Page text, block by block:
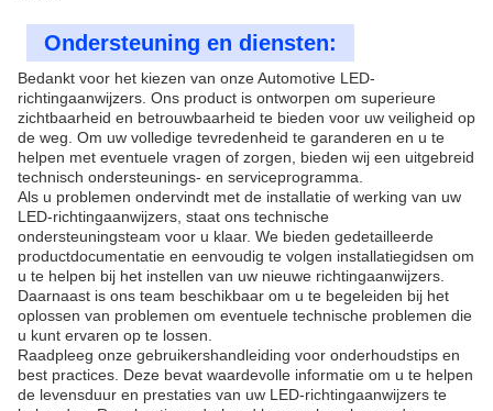
Ondersteuning en diensten:
Bedankt voor het kiezen van onze Automotive LED-
richtingaanwijzers. Ons product is ontworpen om superieure
zichtbaarheid en betrouwbaarheid te bieden voor uw veiligheid op
de weg. Om uw volledige tevredenheid te garanderen en u te
helpen met eventuele vragen of zorgen, bieden wij een uitgebreid
technisch ondersteunings- en serviceprogramma.
Als u problemen ondervindt met de installatie of werking van uw
LED-richtingaanwijzers, staat ons technische
ondersteuningsteam voor u klaar. We bieden gedetailleerde
productdocumentatie en eenvoudig te volgen installatiegidsen om
u te helpen bij het instellen van uw nieuwe richtingaanwijzers.
Daarnaast is ons team beschikbaar om u te begeleiden bij het
oplossen van problemen om eventuele technische problemen die
u kunt ervaren op te lossen.
Raadpleeg onze gebruikershandleiding voor onderhoudstips en
best practices. Deze bevat waardevolle informatie om u te helpen
de levensduur en prestaties van uw LED-richtingaanwijzers te